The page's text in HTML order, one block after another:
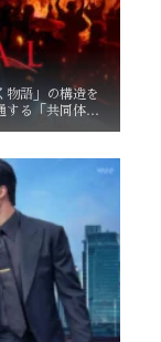
物語」の構造を
する「共同体の